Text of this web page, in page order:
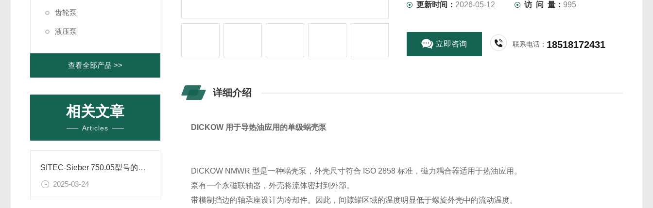
齿轮泵
液压泵
查看全部产品 >>
相关文章
Articles
SITEC-Sieber 750.05型号的高压齿轮泵的参数
2025-03-24
更新时间： 2026-05-12 访 问 量： 995
立即咨询 联系电话： 18518172431
详细介绍
DICKOW 用于导热油应用的单级蜗壳泵
DICKOW NMWR 型是一种蜗壳泵，外壳尺寸符合 ISO 2858 标准，磁力耦合器适用于热油应用。
泵有一个永磁联轴器，外壳将流体密封到外部。
带模制挡边的轴承座设计为冷却件。因此，间隙罐区域的温度明显低于螺旋外壳中的流动温度。